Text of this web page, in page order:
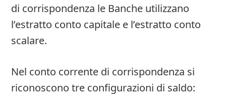
di corrispondenza le Banche utilizzano
l’estratto conto capitale e l’estratto conto
scalare.
Nel conto corrente di corrispondenza si
riconoscono tre configurazioni di saldo: